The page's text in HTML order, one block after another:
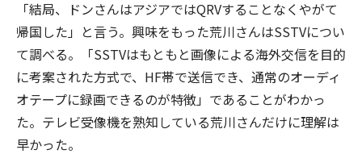
「結局、ドンさんはアジアではQRVすることなくやがて
帰国した」と言う。興味をもった荒川さんはSSTVについ
て調べる。「SSTVはもともと画像による海外交信を目的
に考案された方式で、HF帯で送信でき、通常のオーディ
オテープに録画できるのが特徴」であることがわかっ
た。テレビ受像機を熟知している荒川さんだけに理解は
早かった。